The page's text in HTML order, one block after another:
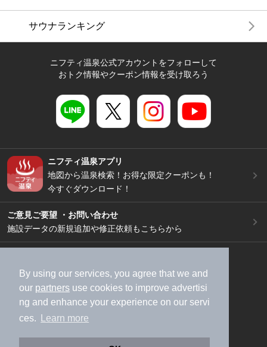
By using our services, you agree that we and
our partners use cookies to improve advertisi
ng and enhance your experience on our servi
ces.
Learn more
サウナランキング
ニフティ温泉公式アカウントをフォローして
おトク情報やクーポン情報を受け取ろう
ニフティ温泉アプリ
地図から温泉検索！お得な限定クーポンも！
今すぐダウンロード！
ご意見ご要望 ・お問い合わせ
施設データの新規追加や修正依頼もこちらから
加盟店募集（資料請求）
広告出稿のご案内
利用規約
ライフスタイルMEMBERS+規約
特定商取引法に基づく表記
ヘルプ
採用情報
運営会社